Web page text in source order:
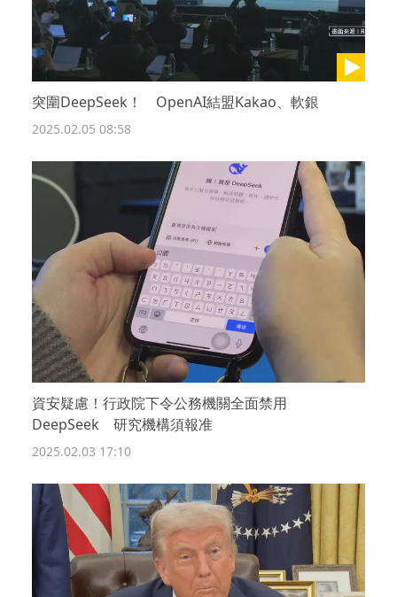
突圍DeepSeek！ OpenAI結盟Kakao、軟銀
2025.02.05 08:58
資安疑慮！行政院下令公務機關全面禁用
DeepSeek 研究機構須報准
2025.02.03 17:10